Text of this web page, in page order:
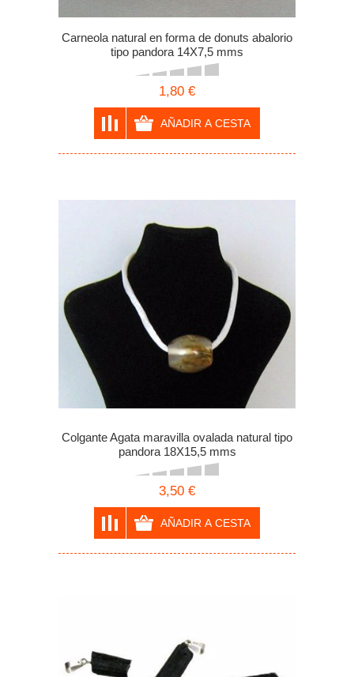
Carneola natural en forma de donuts abalorio
tipo pandora 14X7,5 mms
1,80 €
Colgante Agata maravilla ovalada natural tipo
pandora 18X15,5 mms
3,50 €